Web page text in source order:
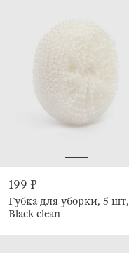
199 ₽
Губка для уборки, 5 шт,
Black clean